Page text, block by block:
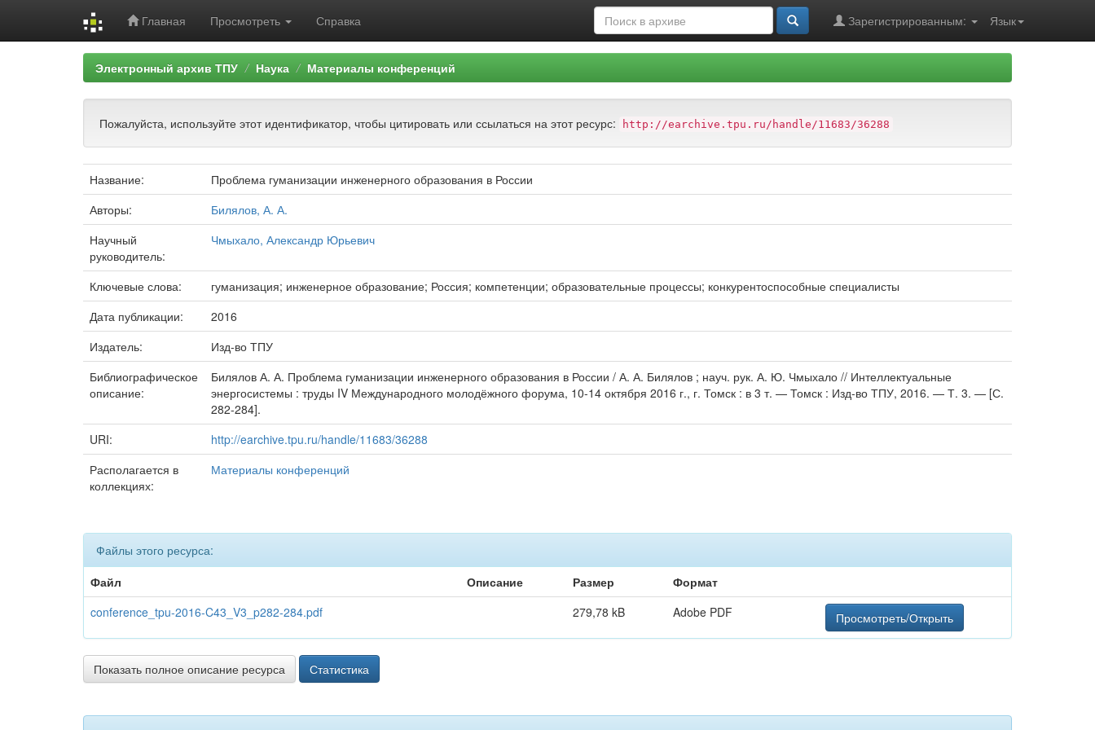
Главная Просмотреть Справка Язык
Зарегистрированным:
Электронный архив ТПУ Наука Материалы конференций
Пожалуйста, используйте этот идентификатор, чтобы цитировать или ссылаться на этот ресурс: http://earchive.tpu.ru/handle/11683/36288
Название:
Проблема гуманизации инженерного образования в России
Авторы:
Билялов, А. А.
Научный
руководитель:
Чмыхало, Александр Юрьевич
Ключевые слова:
гуманизация; инженерное образование; Россия; компетенции; образовательные процессы; конкурентоспособные специалисты
Дата публикации:
2016
Издатель:
Изд-во ТПУ
Библиографическое
описание:
Билялов А. А. Проблема гуманизации инженерного образования в России / А. А. Билялов ; науч. рук. А. Ю. Чмыхало // Интеллектуальные
энергосистемы : труды IV Международного молодёжного форума, 10-14 октября 2016 г., г. Томск : в 3 т. — Томск : Изд-во ТПУ, 2016. — Т. 3. — [С.
282-284].
URI:
http://earchive.tpu.ru/handle/11683/36288
Располагается в
коллекциях:
Материалы конференций
Файлы этого ресурса:
Файл
Описание Размер
Формат
conference_tpu-2016-C43_V3_p282-284.pdf
279,78 kB Adobe PDF Просмотреть/Открыть
Показать полное описание ресурса Статистика